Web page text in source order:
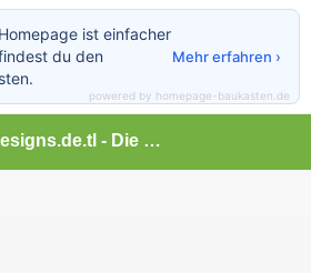
4b-designs.de.tl - Die neue Generation - Designs - Themes uvm...
ist einfacher
du den
Mehr erfahren ›
powered by homepage-baukasten.de